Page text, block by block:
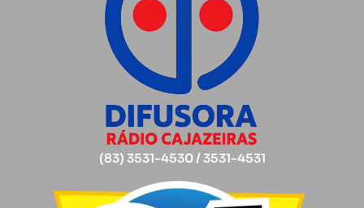
(83) 3531-4530 / 3531-4531